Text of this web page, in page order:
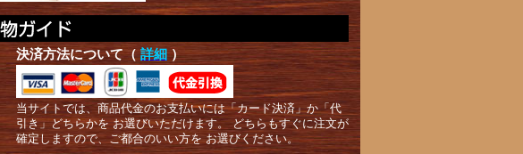
決済方法について（ 詳細 ）
当サイトでは、商品代金のお支払いには「カード決済」か「代
引き」どちらかを お選びいただけます。 どちらもすぐに注文が
確定しますので、ご都合のいい方を お選びください。